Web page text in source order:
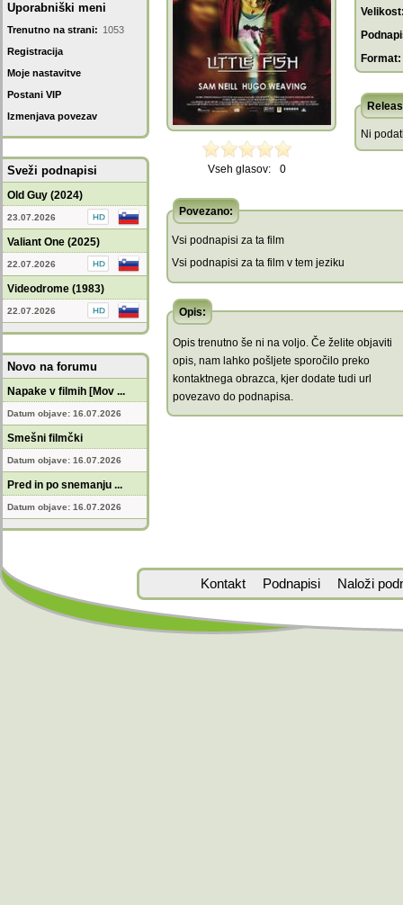
Uporabniški meni
Trenutno na strani: 1053
Registracija
Moje nastavitve
Postani VIP
Izmenjava povezav
Sveži podnapisi
Old Guy (2024)
23.07.2026
Valiant One (2025)
22.07.2026
Videodrome (1983)
22.07.2026
Novo na forumu
Napake v filmih [Mov ...
Datum objave: 16.07.2026
Smešni filmčki
Datum objave: 16.07.2026
Pred in po snemanju ...
Datum objave: 16.07.2026
Vseh glasov: 0
Format:
Ni
Povezano:
Vsi podnapisi za ta film
Vsi podnapisi za ta film v tem jeziku
Opis:
Opis trenutno še ni na voljo. Če želite objaviti
opis, nam lahko pošljete sporočilo preko
kontaktnega obrazca, kjer dodate tudi url
povezavo do podnapisa.
Kontakt Podnapisi Naloži